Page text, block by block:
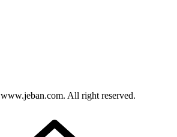
www.jeban.com. All right reserved.